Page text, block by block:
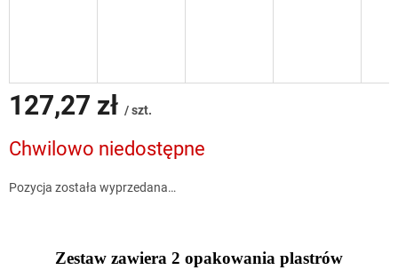
127,27 zł / szt.
jednostkowa:
Chwilowo niedostępne
Pozycja została wyprzedana…
Zestaw zawiera 2 opakowania plastrów